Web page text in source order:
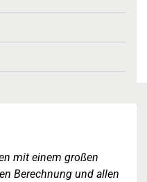
mit einem großen
Berechnung und allen